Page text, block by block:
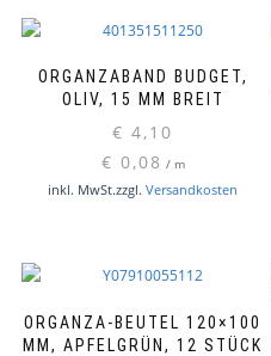
ORGANZABAND BUDGET,
OLIV, 15 MM BREIT
€ 4,10
€ 0,08 / m
inkl. MwSt.zzgl. Versandkosten
ORGANZA-BEUTEL 120×100
MM, APFELGRÜN, 12 STÜCK